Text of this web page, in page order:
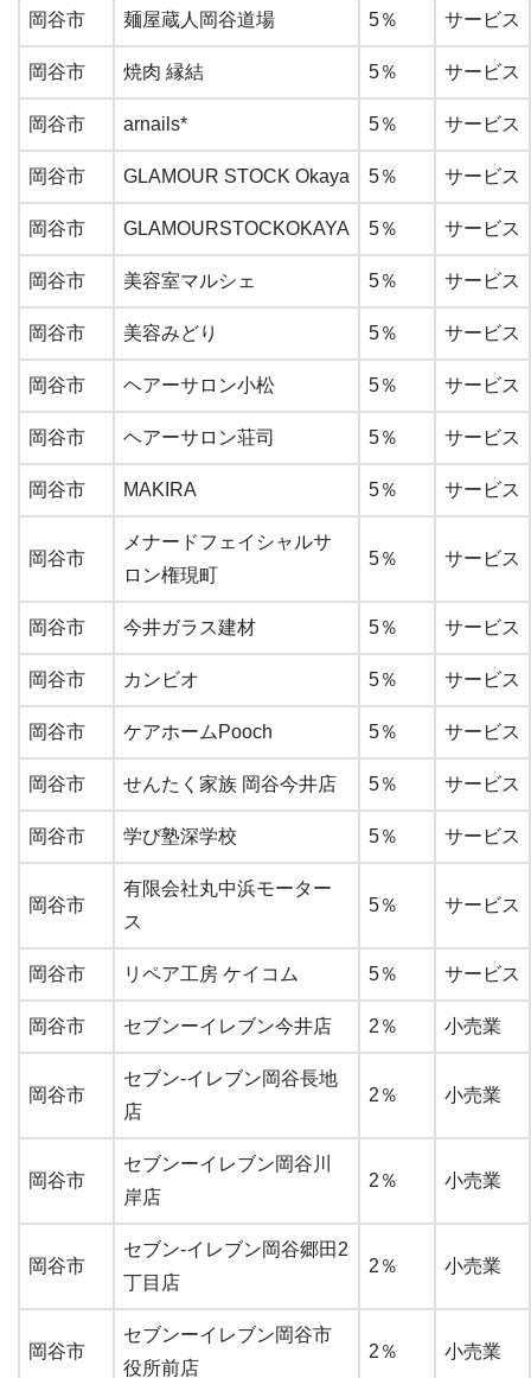
岡谷市 麺屋蔵人岡谷道場 5％ サービス
岡谷市 焼肉 縁結 5％ サービス
岡谷市 arnails* 5％ サービス
岡谷市 GLAMOUR STOCK Okaya 5％ サービス
岡谷市 GLAMOURSTOCKOKAYA 5％ サービス
岡谷市 美容室マルシェ 5％ サービス
岡谷市 美容みどり 5％ サービス
岡谷市 ヘアーサロン小松 5％ サービス
岡谷市 ヘアーサロン荘司 5％ サービス
岡谷市 MAKIRA 5％ サービス
岡谷市
メナードフェイシャルサ
ロン権現町
5％ サービス
岡谷市 今井ガラス建材 5％ サービス
岡谷市 カンビオ 5％ サービス
岡谷市 ケアホームPooch 5％ サービス
岡谷市 せんたく家族 岡谷今井店 5％ サービス
岡谷市 学び塾深学校 5％ サービス
岡谷市
有限会社丸中浜モーター
ス
5％ サービス
岡谷市 リペア工房 ケイコム 5％ サービス
岡谷市 セブンーイレブン今井店 2％ 小売業
岡谷市
セブン-イレブン岡谷長地
店
2％ 小売業
岡谷市
セブンーイレブン岡谷川
岸店
2％ 小売業
岡谷市
セブン-イレブン岡谷郷田2
丁目店
2％ 小売業
岡谷市
セブンーイレブン岡谷市
役所前店
2％ 小売業